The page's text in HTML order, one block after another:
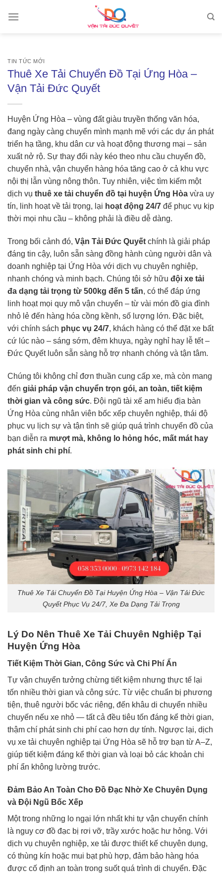
TIN TỨC MỚI
Thuê Xe Tải Chuyển Đồ Tại Ứng Hòa –
Vận Tải Đức Quyết
Huyện Ứng Hòa – vùng đất giàu truyền thống văn hóa,
đang ngày càng chuyển mình mạnh mẽ với các dự án phát
triển hạ tầng, khu dân cư và hoạt động thương mại – sản
xuất nở rộ. Sự thay đổi này kéo theo nhu cầu chuyển đồ,
chuyển nhà, vận chuyển hàng hóa tăng cao ở cả khu vực
nội thị lẫn vùng nông thôn. Tuy nhiên, việc tìm kiếm một
dịch vụ thuê xe tải chuyển đồ tại huyện Ứng Hòa vừa uy
tín, linh hoạt về tải trọng, lại hoạt động 24/7 để phục vụ kịp
thời mọi nhu cầu – không phải là điều dễ dàng.
Trong bối cảnh đó, Vận Tải Đức Quyết chính là giải pháp
đáng tin cậy, luôn sẵn sàng đồng hành cùng người dân và
doanh nghiệp tại Ứng Hòa với dịch vụ chuyên nghiệp,
nhanh chóng và minh bạch. Chúng tôi sở hữu đội xe tải
đa dạng tải trọng từ 500kg đến 5 tấn, có thể đáp ứng
linh hoạt mọi quy mô vận chuyển – từ vài món đồ gia đình
nhỏ lẻ đến hàng hóa cồng kềnh, số lượng lớn. Đặc biệt,
với chính sách phục vụ 24/7, khách hàng có thể đặt xe bất
cứ lúc nào – sáng sớm, đêm khuya, ngày nghỉ hay lễ tết –
Đức Quyết luôn sẵn sàng hỗ trợ nhanh chóng và tận tâm.
Chúng tôi không chỉ đơn thuần cung cấp xe, mà còn mang
đến giải pháp vận chuyển trọn gói, an toàn, tiết kiệm
thời gian và công sức. Đội ngũ tài xế am hiểu địa bàn
Ứng Hòa cùng nhân viên bốc xếp chuyên nghiệp, thái độ
phục vụ lịch sự và tận tình sẽ giúp quá trình chuyển đồ của
bạn diễn ra mượt mà, không lo hỏng hóc, mất mát hay
phát sinh chi phí.
Thuê Xe Tải Chuyển Đồ Tại Huyện Ứng Hòa – Vận Tải Đức
Quyết Phục Vụ 24/7, Xe Đa Dạng Tải Trọng
Lý Do Nên Thuê Xe Tải Chuyên Nghiệp Tại
Huyện Ứng Hòa
Tiết Kiệm Thời Gian, Công Sức và Chi Phí Ẩn
Tự vận chuyển tưởng chừng tiết kiệm nhưng thực tế lại
tốn nhiều thời gian và công sức. Từ việc chuẩn bị phương
tiện, thuê người bốc vác riêng, đến khâu di chuyển nhiều
chuyến nếu xe nhỏ — tất cả đều tiêu tốn đáng kể thời gian,
thậm chí phát sinh chi phí cao hơn dự tính. Ngược lại, dịch
vụ xe tải chuyên nghiệp tại Ứng Hòa sẽ hỗ trợ bạn từ A–Z,
giúp tiết kiệm đáng kể thời gian và loại bỏ các khoản chi
phí ẩn không lường trước.
Đảm Bảo An Toàn Cho Đồ Đạc Nhờ Xe Chuyên Dụng
và Đội Ngũ Bốc Xếp
Một trong những lo ngại lớn nhất khi tự vận chuyển chính
là nguy cơ đồ đạc bị rơi vỡ, trầy xước hoặc hư hỏng. Với
dịch vụ chuyên nghiệp, xe tải được thiết kế chuyên dụng,
có thùng kín hoặc mui bạt phù hợp, đảm bảo hàng hóa
được cố định an toàn trong suốt quá trình di chuyển. Đặc